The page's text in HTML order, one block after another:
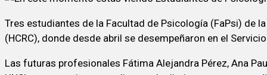
Tres estudiantes de la Facultad de Psicología (FaPsi) de
(HCRC), donde desde abril se desempeñaron en el
Las futuras profesionales Fátima Alejandra Pérez, Ana